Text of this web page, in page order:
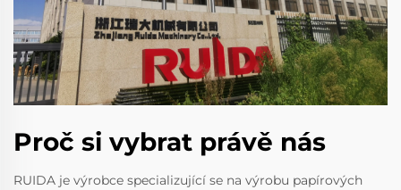
Proč si vybrat právě nás
RUIDA je výrobce specializující se na výrobu papírových